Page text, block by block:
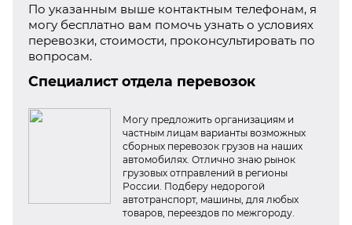
По указанным выше контактным телефонам, я
могу бесплатно вам помочь узнать о условиях
перевозки, стоимости, проконсультировать по
вопросам.
Специалист отдела перевозок
Могу предложить организациям и
частным лицам варианты возможных
сборных перевозок грузов на наших
автомобилях. Отлично знаю рынок
грузовых отправлений в регионы
России. Подберу недорогой
автотранспорт, машины, для любых
товаров, переездов по межгороду.